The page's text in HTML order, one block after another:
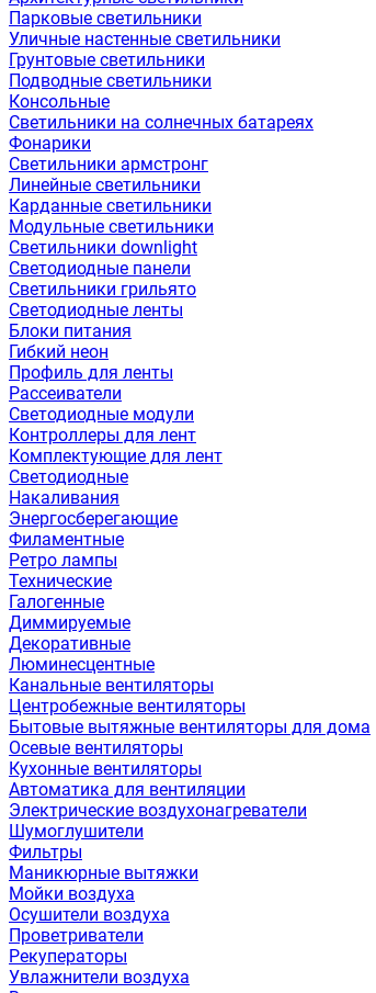
Парковые светильники
Уличные настенные светильники
Грунтовые светильники
Подводные светильники
Консольные
Светильники на солнечных батареях
Фонарики
Светильники армстронг
Линейные светильники
Карданные светильники
Модульные светильники
Светильники downlight
Светодиодные панели
Светильники грильято
Светодиодные ленты
Блоки питания
Гибкий неон
Профиль для ленты
Рассеиватели
Светодиодные модули
Контроллеры для лент
Комплектующие для лент
Светодиодные
Накаливания
Энергосберегающие
Филаментные
Ретро лампы
Технические
Галогенные
Диммируемые
Декоративные
Люминесцентные
Канальные вентиляторы
Центробежные вентиляторы
Бытовые вытяжные вентиляторы для дома
Осевые вентиляторы
Кухонные вентиляторы
Автоматика для вентиляции
Электрические воздухонагреватели
Шумоглушители
Фильтры
Маникюрные вытяжки
Мойки воздуха
Осушители воздуха
Проветриватели
Рекуператоры
Увлажнители воздуха